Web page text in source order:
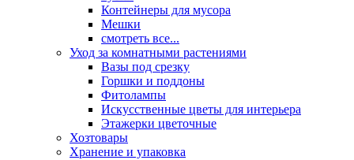
Контейнеры для мусора
Мешки
смотреть все...
Уход за комнатными растениями
Вазы под срезку
Горшки и поддоны
Фитолампы
Искусственные цветы для интерьера
Этажерки цветочные
Хозтовары
Хранение и упаковка